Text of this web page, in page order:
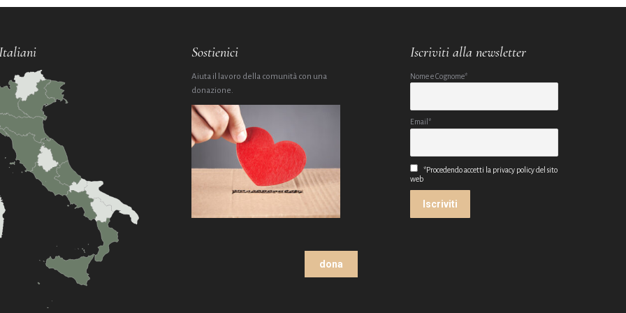
Sostienici
Aiuta il lavoro della comunità con una
donazione.
dona
Iscriviti alla newsletter
Nome e Cognome*
Email*
*Procedendo accetti la privacy policy del sito
web